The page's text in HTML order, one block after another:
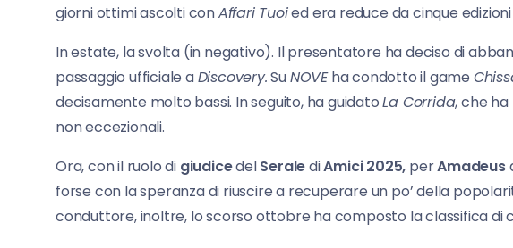
giorni ottimi ascolti conAffari Tuoied era reduce da cinque
In estate, la svolta (in negativo). Il presentatore ha deciso di
passaggio ufficiale aDiscovery.SuNOVEha condotto il game
decisamente molto bassi. In seguito, ha guidatoLa Corrida, che
non eccezionali.
Ora, con il ruolo di giudicedelSeralediAmici 2025, perAmadeus
forse con la speranza di riuscire a recuperare un po’ della
conduttore, inoltre, lo scorso ottobre ha composto la classifica di